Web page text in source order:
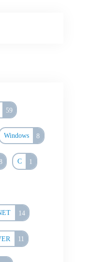
59
Windows 8
C 1
14
11